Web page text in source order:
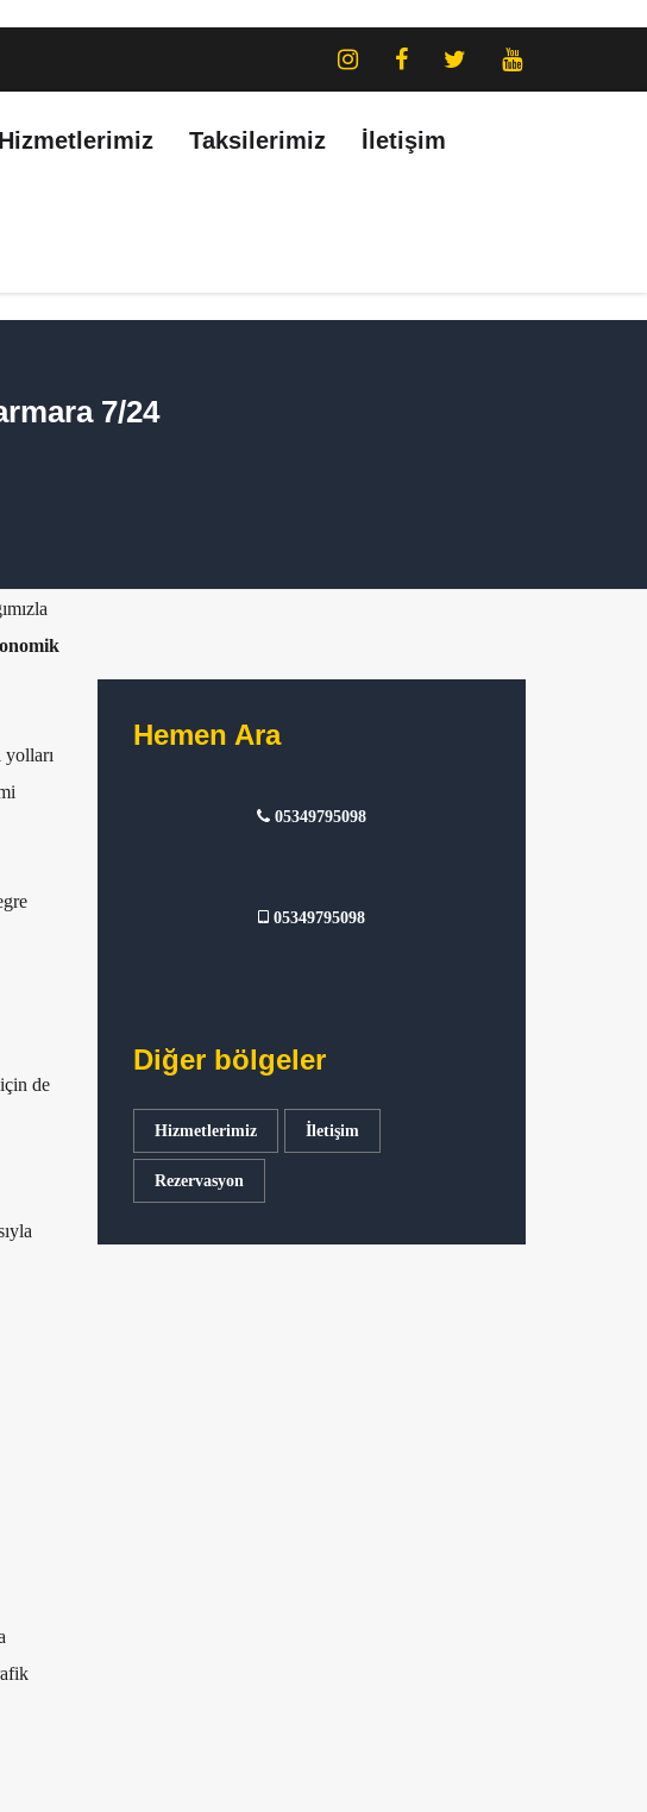
Hizmetlerimiz Taksilerimiz İletişim
7/24
yolları
de
Hemen Ara
05349795098
05349795098
Diğer bölgeler
Hizmetlerimiz İletişim
Rezervasyon